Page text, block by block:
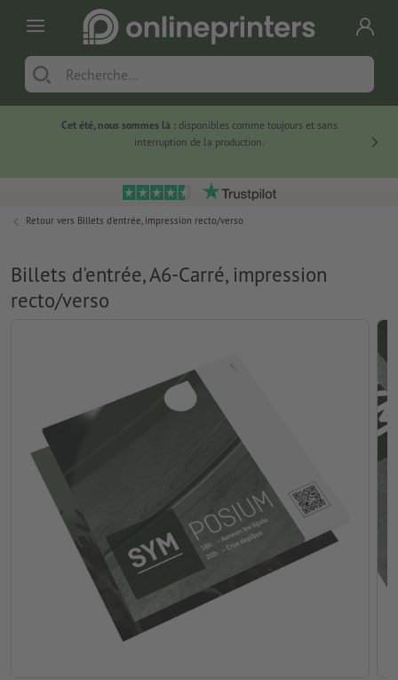
Cet été, nous sommes là :disponibles comme toujours et sans
interruption de la production.
Retour vers Billets d'entrée, impression recto/verso
Billets d'entrée, A6-Carré, impression
recto/verso